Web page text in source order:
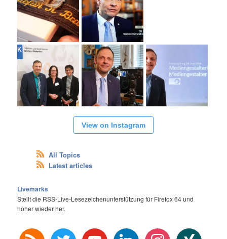
View on Instagram
All Topics
Latest articles
Livemarks
Stellt die RSS-Live-Lesezeichenunterstützung für Firefox 64 und
höher wieder her.
rss twitter youtube linkedin instagram xing